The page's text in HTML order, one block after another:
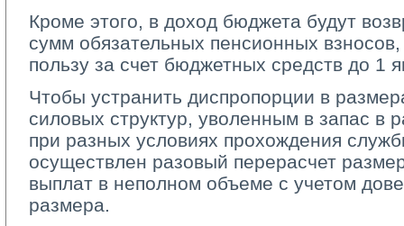
Кроме этого, в доход бюджета будут
сумм обязательных пенсионных
пользу за счет бюджетных средств до 1
Чтобы устранить диспропорции в
силовых структур, уволенным в запас в
при разных условиях прохождения
осуществлен разовый перерасчет
выплат в неполном объеме с учетом
размера.